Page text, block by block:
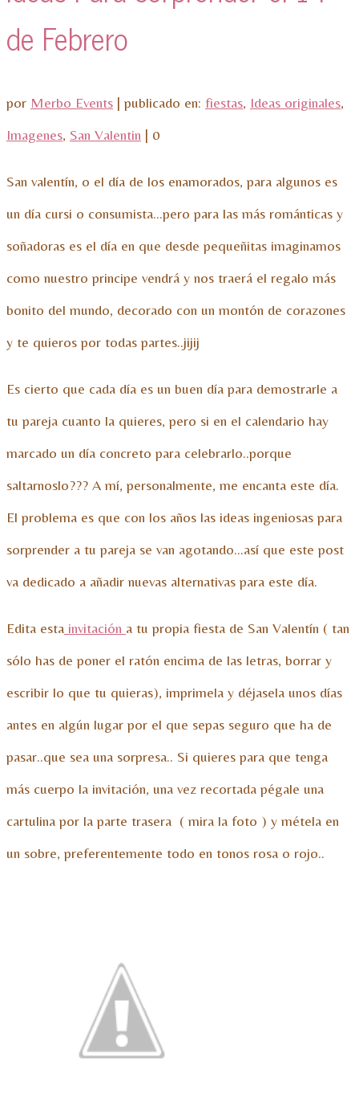
de Febrero
por Merbo Events | publicado en: fiestas, Ideas originales,
Imagenes, San Valentin | 0
San valentín, o el día de los enamorados, para algunos es
un día cursi o consumista…pero para las más románticas y
soñadoras es el día en que desde pequeñitas imaginamos
como nuestro principe vendrá y nos traerá el regalo más
bonito del mundo, decorado con un montón de corazones
y te quieros por todas partes..jijij
Es cierto que cada día es un buen día para demostrarle a
tu pareja cuanto la quieres, pero si en el calendario hay
marcado un día concreto para celebrarlo..porque
saltarnoslo??? A mí, personalmente, me encanta este día.
El problema es que con los años las ideas ingeniosas para
sorprender a tu pareja se van agotando…así que este post
va dedicado a añadir nuevas alternativas para este día.
Edita esta invitación a tu propia fiesta de San Valentín ( tan
sólo has de poner el ratón encima de las letras, borrar y
escribir lo que tu quieras), imprimela y déjasela unos días
antes en algún lugar por el que sepas seguro que ha de
pasar..que sea una sorpresa.. Si quieres para que tenga
más cuerpo la invitación, una vez recortada pégale una
cartulina por la parte trasera ( mira la foto ) y métela en
un sobre, preferentemente todo en tonos rosa o rojo..